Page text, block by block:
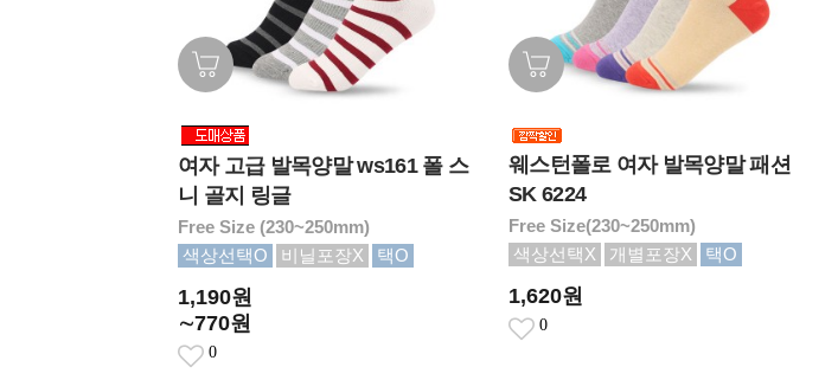
여자 고급 발목양말 ws161 폴 스
니 골지 링글
Free Size (230~250mm)
색상선택O
비닐포장X 택O
1,190원
∼770원
0
웨스턴폴로 여자 발목양말 패션
SK 6224
Free Size(230~250mm)
색상선택X
개별포장X 택O
1,620원
0